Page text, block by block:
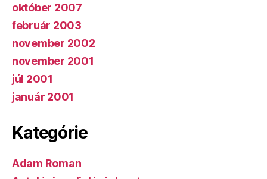
október 2007
február 2003
november 2002
november 2001
júl 2001
január 2001
Kategórie
Adam Roman